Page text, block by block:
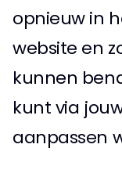
opnieuw in
website en
kunnen
kunt via
aanpassen